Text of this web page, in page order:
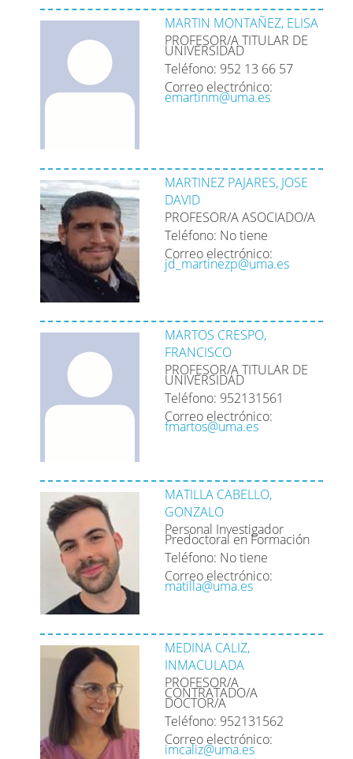
MARTIN MONTAÑEZ, ELISA
PROFESOR/A TITULAR DE
UNIVERSIDAD
Teléfono: 952 13 66 57
Correo electrónico:
emartinm@uma.es
MARTINEZ PAJARES, JOSE
DAVID
PROFESOR/A ASOCIADO/A
Teléfono: No tiene
Correo electrónico:
jd_martinezp@uma.es
MARTOS CRESPO,
FRANCISCO
PROFESOR/A TITULAR DE
UNIVERSIDAD
Teléfono: 952131561
Correo electrónico:
fmartos@uma.es
MATILLA CABELLO,
GONZALO
Personal Investigador
Predoctoral en Formación
Teléfono: No tiene
Correo electrónico:
matilla@uma.es
MEDINA CALIZ,
INMACULADA
PROFESOR/A
CONTRATADO/A
DOCTOR/A
Teléfono: 952131562
Correo electrónico:
imcaliz@uma.es